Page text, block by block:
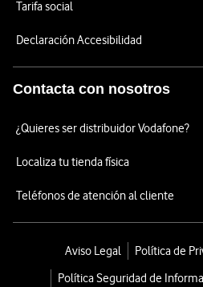
Tarifa social
Declaración Accesibilidad
Contacta con nosotros
¿Quieres ser distribuidor Vodafone?
Localiza tu tienda física
Teléfonos de atención al cliente
Aviso Legal
Política de
Política Seguridad de